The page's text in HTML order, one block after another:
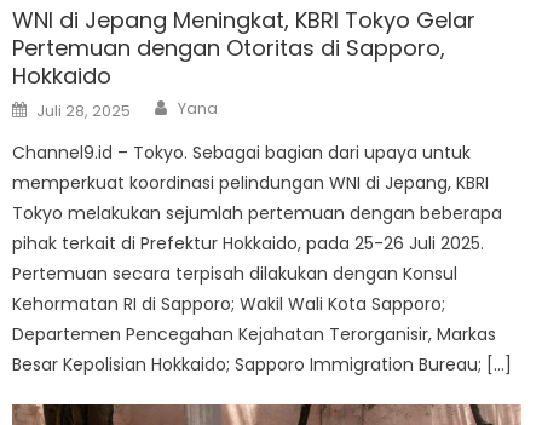
WNI di Jepang Meningkat, KBRI Tokyo Gelar
Pertemuan dengan Otoritas di Sapporo,
Hokkaido
Posted
on
Juli 28, 2025 Author
Yana
Channel9.id – Tokyo. Sebagai bagian dari upaya untuk
memperkuat koordinasi pelindungan WNI di Jepang, KBRI
Tokyo melakukan sejumlah pertemuan dengan beberapa
pihak terkait di Prefektur Hokkaido, pada 25-26 Juli 2025.
Pertemuan secara terpisah dilakukan dengan Konsul
Kehormatan RI di Sapporo; Wakil Wali Kota Sapporo;
Departemen Pencegahan Kejahatan Terorganisir, Markas
Besar Kepolisian Hokkaido; Sapporo Immigration Bureau; […]